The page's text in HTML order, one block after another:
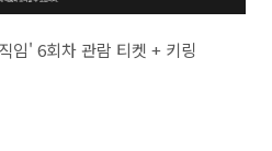
임' 6회차 관람 티켓 + 키링